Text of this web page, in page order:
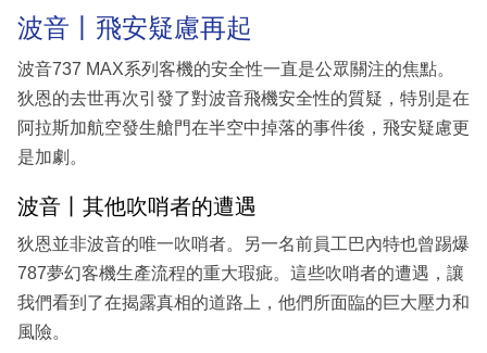
波音丨飛安疑慮再起
波音737 MAX系列客機的安全性一直是公眾關注的焦點。
狄恩的去世再次引發了對波音飛機安全性的質疑，特別是在
阿拉斯加航空發生艙門在半空中掉落的事件後，飛安疑慮更
是加劇。
波音丨其他吹哨者的遭遇
狄恩並非波音的唯一吹哨者。另一名前員工巴內特也曾踢爆
787夢幻客機生產流程的重大瑕疵。這些吹哨者的遭遇，讓
我們看到了在揭露真相的道路上，他們所面臨的巨大壓力和
風險。